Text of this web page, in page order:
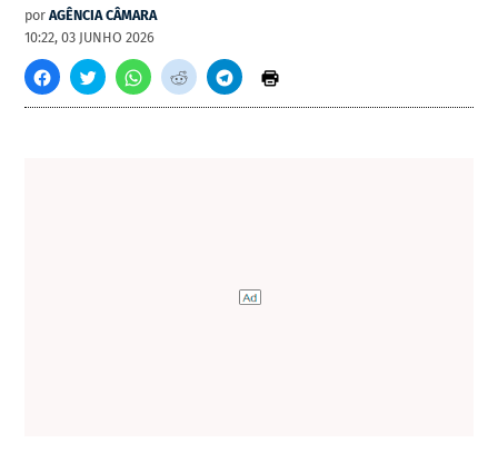
por AGÊNCIA CÂMARA
10:22, 03 JUNHO 2026